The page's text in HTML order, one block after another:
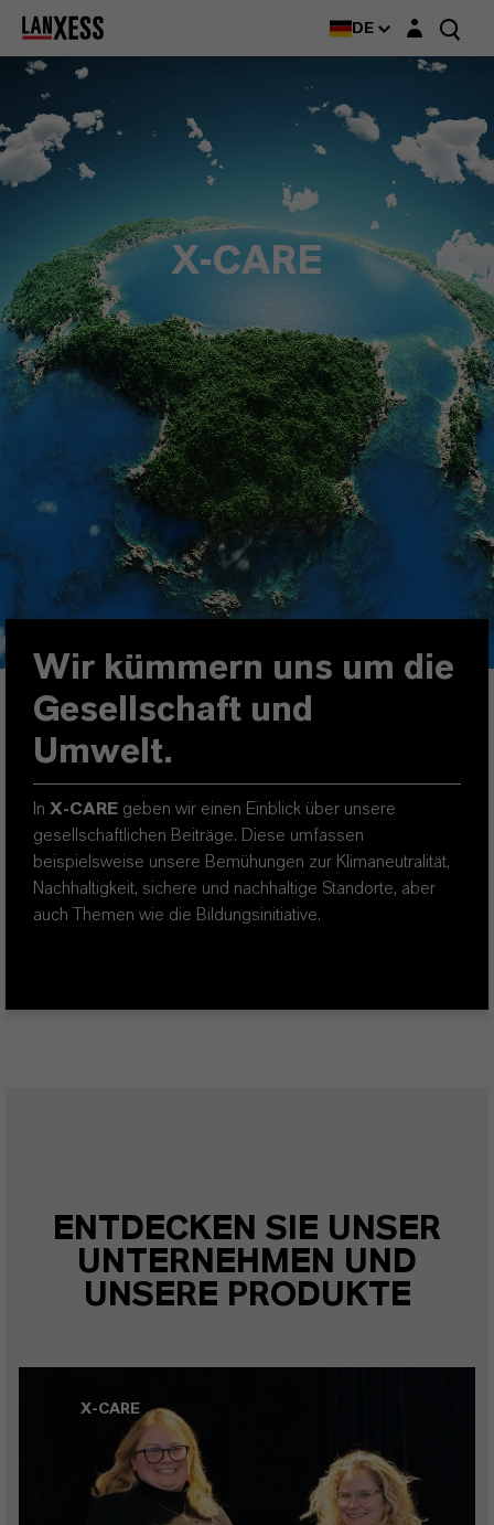
DE Login-Maske
X-CARE
Wir kümmern uns um die
Gesellschaft und
Umwelt.
In X-CARE geben wir einen Einblick über unsere
gesellschaftlichen Beiträge. Diese umfassen
beispielsweise unsere Bemühungen zur Klimaneutralität,
Nachhaltigkeit, sichere und nachhaltige Standorte, aber
auch Themen wie die Bildungsinitiative.
ENTDECKEN SIE UNSER
UNTERNEHMEN UND
UNSERE PRODUKTE
X-CARE